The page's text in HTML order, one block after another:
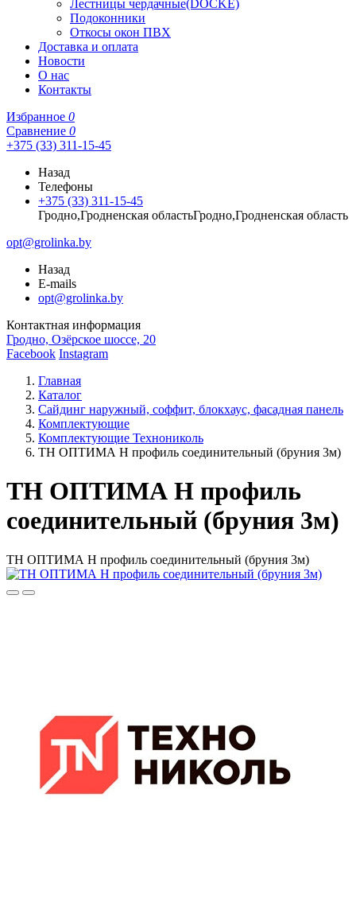
Лестницы чердачные(DOCKE)
Подоконники
Откосы окон ПВХ
Доставка и оплата
Новости
О нас
Контакты
Избранное 0
Сравнение 0
+375 (33) 311-15-45
Назад
Телефоны
+375 (33) 311-15-45
Гродно,Гродненская областьГродно,Гродненская область
opt@grolinka.by
Назад
E-mails
opt@grolinka.by
Контактная информация
Гродно, Озёрское шоссе, 20
Facebook Instagram
Главная
Каталог
Сайдинг наружный, соффит, блокхаус, фасадная панель
Комплектующие
Комплектующие Технониколь
ТН ОПТИМА Н профиль соединительный (бруния 3м)
ТН ОПТИМА Н профиль
соединительный (бруния 3м)
ТН ОПТИМА Н профиль соединительный (бруния 3м)